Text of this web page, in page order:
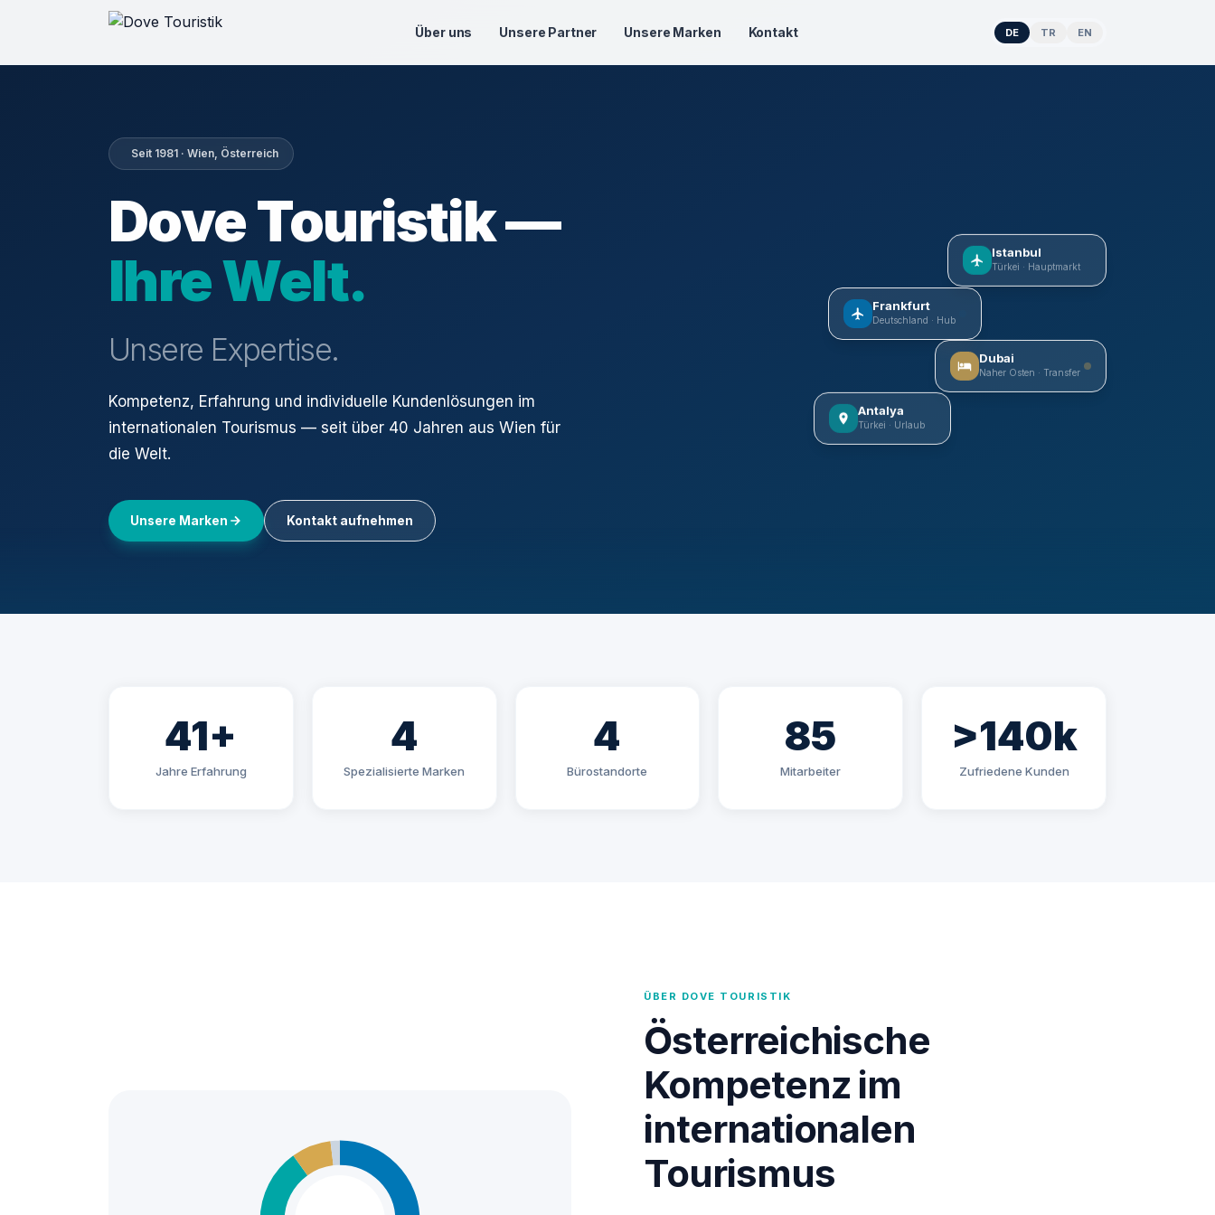
Über uns Unsere Partner Unsere Marken Kontakt DE TR EN
Seit 1981 · Wien, Österreich
Dove Touristik —
Ihre Welt.
Unsere Expertise.
Kompetenz, Erfahrung und individuelle Kundenlösungen im
internationalen Tourismus — seit über 40 Jahren aus Wien für
die Welt.
Unsere Marken Kontakt aufnehmen
Istanbul
Türkei · Hauptmarkt
Frankfurt
Deutschland · Hub
Dubai
Naher Osten · Transfer
Antalya
Türkei · Urlaub
41+
Jahre Erfahrung
4
Spezialisierte Marken
4
Bürostandorte
85
Mitarbeiter
>140k
Zufriedene Kunden
ÜBER DOVE TOURISTIK
Österreichische
Kompetenz im
internationalen
Tourismus